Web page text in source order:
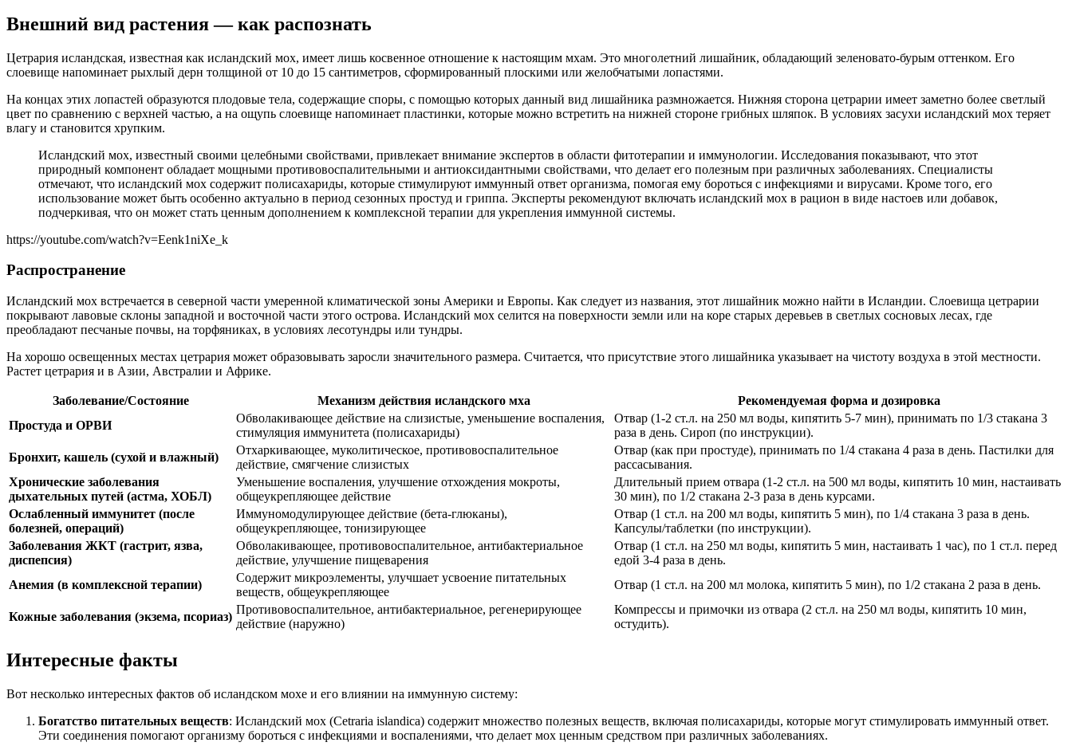
Внешний вид растения — как распознать
Цетрария исландская, известная как исландский мох, имеет лишь косвенное отношение к настоящим мхам. Это многолетний лишайник, обладающий зеленовато-бурым оттенком. Его
слоевище напоминает рыхлый дерн толщиной от 10 до 15 сантиметров, сформированный плоскими или желобчатыми лопастями.
На концах этих лопастей образуются плодовые тела, содержащие споры, с помощью которых данный вид лишайника размножается. Нижняя сторона цетрарии имеет заметно более светлый
цвет по сравнению с верхней частью, а на ощупь слоевище напоминает пластинки, которые можно встретить на нижней стороне грибных шляпок. В условиях засухи исландский мох теряет
влагу и становится хрупким.
Исландский мох, известный своими целебными свойствами, привлекает внимание экспертов в области фитотерапии и иммунологии. Исследования показывают, что этот
природный компонент обладает мощными противовоспалительными и антиоксидантными свойствами, что делает его полезным при различных заболеваниях. Специалисты
отмечают, что исландский мох содержит полисахариды, которые стимулируют иммунный ответ организма, помогая ему бороться с инфекциями и вирусами. Кроме того, его
использование может быть особенно актуально в период сезонных простуд и гриппа. Эксперты рекомендуют включать исландский мох в рацион в виде настоев или добавок,
подчеркивая, что он может стать ценным дополнением к комплексной терапии для укрепления иммунной системы.
https://youtube.com/watch?v=Eenk1niXe_k
Распространение
Исландский мох встречается в северной части умеренной климатической зоны Америки и Европы. Как следует из названия, этот лишайник можно найти в Исландии. Слоевища цетрарии
покрывают лавовые склоны западной и восточной части этого острова. Исландский мох селится на поверхности земли или на коре старых деревьев в светлых сосновых лесах, где
преобладают песчаные почвы, на торфяниках, в условиях лесотундры или тундры.
На хорошо освещенных местах цетрария может образовывать заросли значительного размера. Считается, что присутствие этого лишайника указывает на чистоту воздуха в этой местности.
Растет цетрария и в Азии, Австралии и Африке.
Заболевание/Состояние Механизм действия исландского мха
Рекомендуемая форма и дозировка
Простуда и ОРВИ
Обволакивающее действие на слизистые, уменьшение воспаления,
стимуляция иммунитета (полисахариды)
Отвар (1-2 ст.л. на 250 мл воды, кипятить 5-7 мин), принимать по 1/3 стакана 3
раза в день. Сироп (по инструкции).
Бронхит, кашель (сухой и влажный)
Отхаркивающее, муколитическое, противовоспалительное
действие, смягчение слизистых
Отвар (как при простуде), принимать по 1/4 стакана 4 раза в день. Пастилки для
рассасывания.
Хронические заболевания
дыхательных путей (астма, ХОБЛ)
Уменьшение воспаления, улучшение отхождения мокроты,
общеукрепляющее действие
Длительный прием отвара (1-2 ст.л. на 500 мл воды, кипятить 10 мин, настаивать
30 мин), по 1/2 стакана 2-3 раза в день курсами.
Ослабленный иммунитет (после
болезней, операций)
Иммуномодулирующее действие (бета-глюканы),
общеукрепляющее, тонизирующее
Отвар (1 ст.л. на 200 мл воды, кипятить 5 мин), по 1/4 стакана 3 раза в день.
Капсулы/таблетки (по инструкции).
Заболевания ЖКТ (гастрит, язва,
диспепсия)
Обволакивающее, противовоспалительное, антибактериальное
действие, улучшение пищеварения
Отвар (1 ст.л. на 250 мл воды, кипятить 5 мин, настаивать 1 час), по 1 ст.л. перед
едой 3-4 раза в день.
Анемия (в комплексной терапии)
Содержит микроэлементы, улучшает усвоение питательных
веществ, общеукрепляющее
Отвар (1 ст.л. на 200 мл молока, кипятить 5 мин), по 1/2 стакана 2 раза в день.
Кожные заболевания (экзема, псориаз)
Противовоспалительное, антибактериальное, регенерирующее
действие (наружно)
Компрессы и примочки из отвара (2 ст.л. на 250 мл воды, кипятить 10 мин,
остудить).
Интересные факты
Вот несколько интересных фактов об исландском мохе и его влиянии на иммунную систему:
Богатство питательных веществ: Исландский мох (Cetraria islandica) содержит множество полезных веществ, включая полисахариды, которые могут стимулировать иммунный ответ.
Эти соединения помогают организму бороться с инфекциями и воспалениями, что делает мох ценным средством при различных заболеваниях.